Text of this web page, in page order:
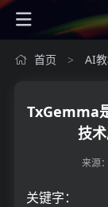
首页 > AI
TxGemma
技
来源：
关键字：